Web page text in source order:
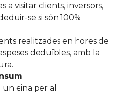
a visitar clients, inversors,
se si són 100%
realitzades en hores de
deduïbles, amb la
un eina per al